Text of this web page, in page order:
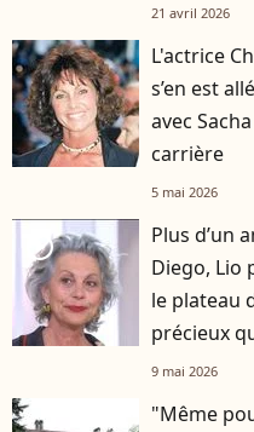
21 avril 2026
L'actrice
s’en est
avec
carrière
5 mai 2026
player2
Plus d’un
Diego, Lio
le plateau
précieux
9 mai 2026
"Même